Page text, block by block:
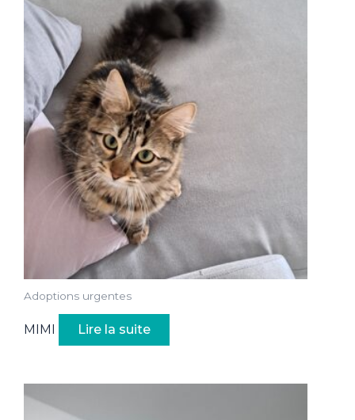
Adoptions urgentes
MIMI Lire la suite